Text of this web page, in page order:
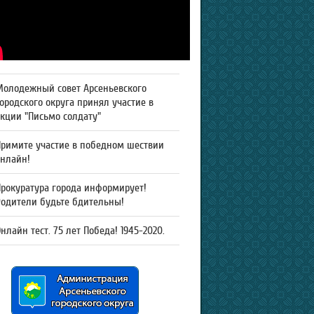
совет Арсеньевского
округа принял участие в
"Письмо солдату"
участие в победном шествии
города информирует!
будьте бдительны!
тест. 75 лет Победа! 1945-2020.